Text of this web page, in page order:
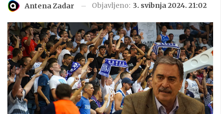
Antena Zadar Objavljeno: 3. svibnja 2024. 21:02